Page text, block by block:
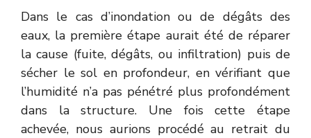
Dans le cas d’inondation ou de dégâts des
eaux, la première étape aurait été de réparer
la cause (fuite, dégâts, ou infiltration) puis de
sécher le sol en profondeur, en vérifiant que
l’humidité n’a pas pénétré plus profondément
dans la structure. Une fois cette étape
achevée, nous aurions procédé au retrait du